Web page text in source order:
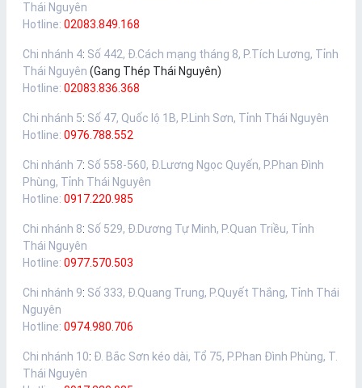
Thái Nguyên
Hotline: 02083.849.168
Chi nhánh 4: Số 442, Đ.Cách mạng tháng 8, P.Tích Lương, Tỉnh
Thái Nguyên (Gang Thép Thái Nguyên)
Hotline: 02083.836.368
Chi nhánh 5: Số 47, Quốc lộ 1B, P.Linh Sơn, Tỉnh Thái Nguyên
Hotline: 0976.788.552
Chi nhánh 7: Số 558-560, Đ.Lương Ngọc Quyến, P.Phan Đình
Phùng, Tỉnh Thái Nguyên
Hotline: 0917.220.985
Chi nhánh 8: Số 529, Đ.Dương Tự Minh, P.Quan Triều, Tỉnh
Thái Nguyên
Hotline: 0977.570.503
Chi nhánh 9: Số 333, Đ.Quang Trung, P.Quyết Thắng, Tỉnh Thái
Nguyên
Hotline: 0974.980.706
Chi nhánh 10: Đ. Bắc Sơn kéo dài, Tổ 75, P.Phan Đình Phùng, T.
Thái Nguyên